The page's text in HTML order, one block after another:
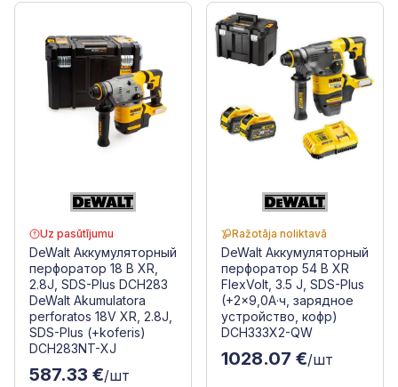
Uz pasūtījumu
DeWalt Аккумуляторный
перфоратор 18 В XR,
2.8J, SDS-Plus DCH283
DeWalt Akumulatora
perforatos 18V XR, 2.8J,
SDS-Plus (+koferis)
DCH283NT-XJ
587.33 €/шт
Ražotāja noliktavā
DeWalt Аккумуляторный
перфоратор 54 В XR
FlexVolt, 3.5 J, SDS-Plus
(+2x9,0A·ч, зарядное
устройство, кофр)
DCH333X2-QW
1028.07 €/шт